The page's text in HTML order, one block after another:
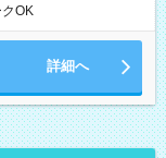
でご勤務いただけま
能なお仕事です！
OK
詳細へ